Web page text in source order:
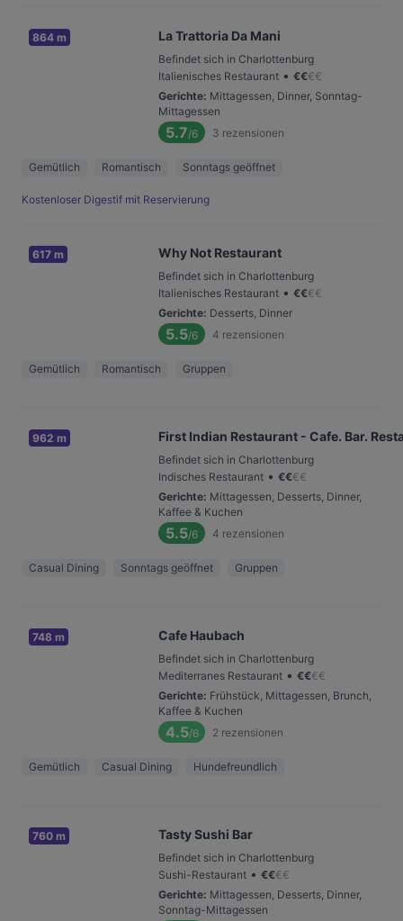
864 m La Trattoria Da Mani
Befindet sich in Charlottenburg
Italienisches Restaurant • €€€€
Gerichte: Mittagessen, Dinner, Sonntag-
Mittagessen
5.7/6 3 rezensionen
Gemütlich Romantisch Sonntags geöffnet
Kostenloser Digestif mit Reservierung
617 m Why Not Restaurant
Befindet sich in Charlottenburg
Italienisches Restaurant • €€€€
Gerichte: Desserts, Dinner
5.5/6 4 rezensionen
Gemütlich Romantisch Gruppen
962 m First Indian Restaurant - Cafe. Bar.
Befindet sich in Charlottenburg
Indisches Restaurant • €€€€
Gerichte: Mittagessen, Desserts, Dinner,
Kaffee & Kuchen
5.5/6 4 rezensionen
Casual Dining Sonntags geöffnet Gruppen
748 m Cafe Haubach
Befindet sich in Charlottenburg
Mediterranes Restaurant • €€€€
Gerichte: Frühstück, Mittagessen, Brunch,
Kaffee & Kuchen
4.5/6 2 rezensionen
Gemütlich Casual Dining Hundefreundlich
760 m Tasty Sushi Bar
Befindet sich in Charlottenburg
Sushi-Restaurant • €€€€
Gerichte: Mittagessen, Desserts, Dinner,
Sonntag-Mittagessen